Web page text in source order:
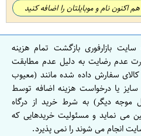
هم اکنون نام و موبایلتان را اضافه کنید
بازارفوری بازگشت تمام هزینه
عدم رضایت به دلیل عدم مطابقت
کالای سفارش داده شده مانند (معیوب
یا درخواست هزینه اضافه توسط
موجه دیگر) به شرط خرید از درگاه
می نماید و مسئولیت خریدهایی که
انجام می شوند را نمی پذیرد.